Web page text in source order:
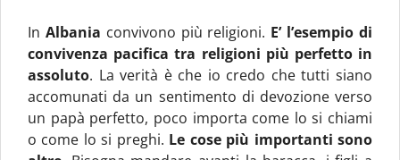
In Albania convivono più religioni. E’ l’esempio di
convivenza pacifica tra religioni più perfetto in
assoluto. La verità è che io credo che tutti siano
accomunati da un sentimento di devozione verso
un papà perfetto, poco importa come lo si chiami
o come lo si preghi. Le cose più importanti sono